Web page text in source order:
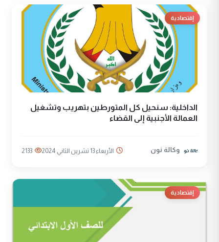
إقتصادية
الداخلية: سنحيل كل المتورطين بتهريب وتشغيل
العمالة الأجنبية إلى القضاء
وكالة نون الأربعاء 13 تشرين الثاني 2024 2133
إقتصادية